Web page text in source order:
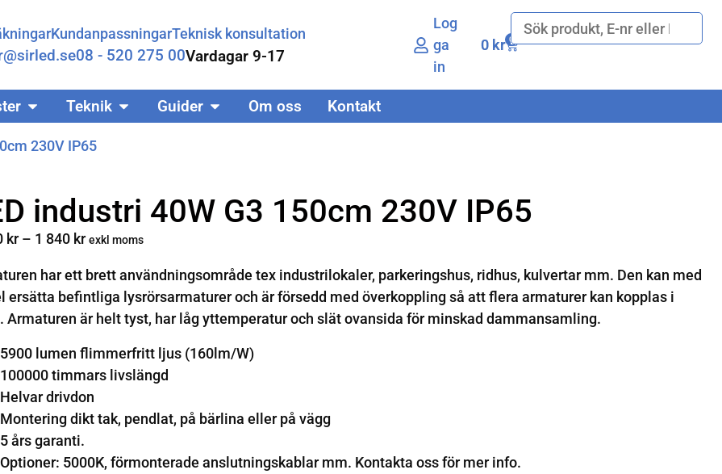
KundanpassningarTeknisk konsultation
08 - 520 275 00Vardagar 9-17
Log
ga
in
0 kr 0
Teknik Guider Om oss Kontakt
230V IP65
industri 40W G3 150cm 230V IP65
kr – 1 840 kr exkl moms
har ett brett användningsområde tex industrilokaler, parkeringshus, ridhus, kulvertar mm. Den kan med
ersätta befintliga lysrörsarmaturer och är försedd med överkoppling så att flera armaturer kan kopplas i
Armaturen är helt tyst, har låg yttemperatur och slät ovansida för minskad dammansamling.
5900 lumen flimmerfritt ljus (160lm/W)
100000 timmars livslängd
Helvar drivdon
Montering dikt tak, pendlat, på bärlina eller på vägg
5 års garanti.
Optioner: 5000K, förmonterade anslutningskablar mm. Kontakta oss för mer info.